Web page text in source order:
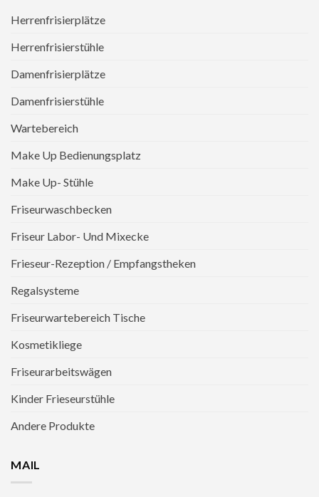
Herrenfrisierplätze
Herrenfrisierstühle
Damenfrisierplätze
Damenfrisierstühle
Wartebereich
Make Up Bedienungsplatz
Make Up- Stühle
Friseurwaschbecken
Friseur Labor- Und Mixecke
Frieseur-Rezeption / Empfangstheken
Regalsysteme
Friseurwartebereich Tische
Kosmetikliege
Friseurarbeitswägen
Kinder Frieseurstühle
Andere Produkte
MAIL